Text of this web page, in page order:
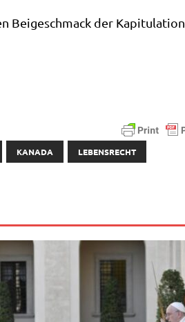
Bei­geschmack der Kapi­tu­la­ti­on,
KANADA LEBENSRECHT